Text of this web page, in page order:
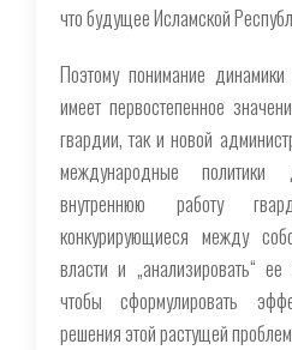
что будущее Исламской
Поэтому понимание
имеет первостепенное
гвардии, так и новой
международные
внутреннюю работу
конкурирующиеся между
власти и „анализировать“
чтобы сформулировать
решения этой растущей